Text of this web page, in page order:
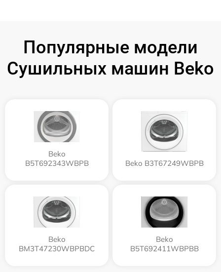
Популярные модели
Сушильных машин Beko
Beko
B5T692343WBPB
Beko B3T67249WBPB
Beko
BM3T47230WBPBDC
Beko
B5T692411WBPBB